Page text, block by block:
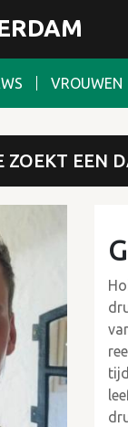
VROUWEN
ZOEKT EEN